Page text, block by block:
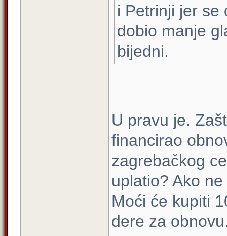
i Petrinji jer se
dobio manje
bijedni.
U pravu je.
financirao
zagrebačkog
uplatio? Ako
Moći će kupiti
dere za